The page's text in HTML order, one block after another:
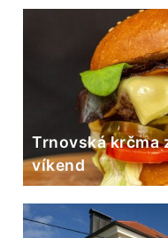
Trnovská krčma
víkend